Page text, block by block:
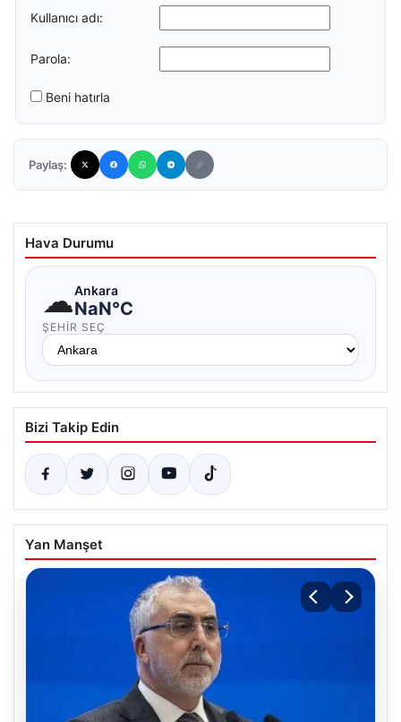
Kullanıcı adı:
Parola:
Beni hatırla
Paylaş:
Hava Durumu
☁Ankara
NaN°C
ŞEHIR SEÇ
Bizi Takip Edin
Yan Manşet